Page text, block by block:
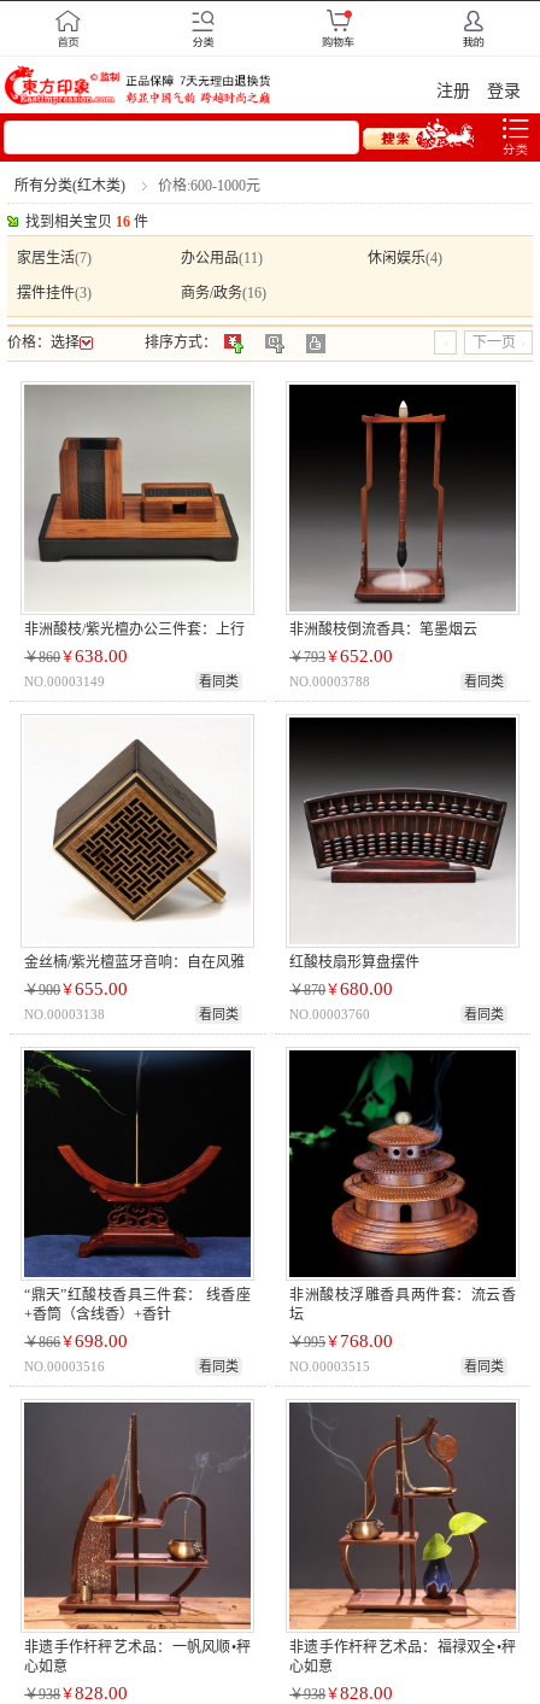
注册 登录
所有分类(红木类) 价格:600-1000元
找到相关宝贝 16 件
家居生活(7) 办公用品(11) 休闲娱乐(4)
摆件挂件(3) 商务/政务(16)
价格： 选择 排序方式： 下一页
非洲酸枝/紫光檀办公三件套：上行
￥860￥638.00
NO.00003149 看同类
非洲酸枝倒流香具：笔墨烟云
￥793￥652.00
NO.00003788 看同类
金丝楠/紫光檀蓝牙音响：自在风雅
￥900￥655.00
NO.00003138 看同类
红酸枝扇形算盘摆件
￥870￥680.00
NO.00003760 看同类
“鼎天”红酸枝香具三件套： 线香座
+香筒（含线香）+香针
￥866￥698.00
NO.00003516 看同类
非洲酸枝浮雕香具两件套：流云香
坛
￥995￥ 768.00
NO.00003515 看同类
非遗手作杆秤艺术品：一帆风顺•秤
心如意
￥938￥828.00
非遗手作杆秤艺术品：福禄双全•秤
心如意
￥938￥828.00